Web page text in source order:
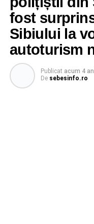
fost
Sibiului la
autoturism
Publicat acum 4
De sebesinfo.ro